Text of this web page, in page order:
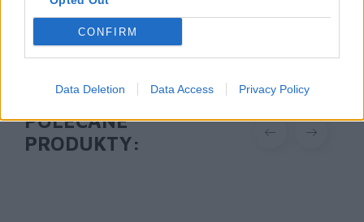
CONFIRM
Data Deletion Data Access Privacy Policy
https://support.lexmark.com/pl_pl.html
POLECANE
PRODUKTY: